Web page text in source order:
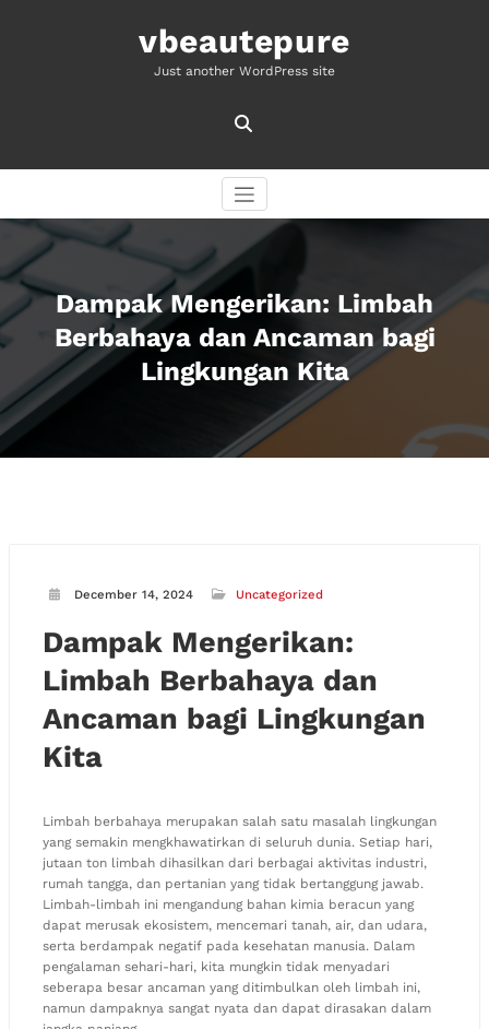
vbeautepure
Just another WordPress site
Dampak Mengerikan: Limbah
Berbahaya dan Ancaman bagi
Lingkungan Kita
December 14, 2024 Uncategorized
Dampak Mengerikan:
Limbah Berbahaya dan
Ancaman bagi Lingkungan
Kita
Limbah berbahaya merupakan salah satu masalah lingkungan
yang semakin mengkhawatirkan di seluruh dunia. Setiap hari,
jutaan ton limbah dihasilkan dari berbagai aktivitas industri,
rumah tangga, dan pertanian yang tidak bertanggung jawab.
Limbah-limbah ini mengandung bahan kimia beracun yang
dapat merusak ekosistem, mencemari tanah, air, dan udara,
serta berdampak negatif pada kesehatan manusia. Dalam
pengalaman sehari-hari, kita mungkin tidak menyadari
seberapa besar ancaman yang ditimbulkan oleh limbah ini,
namun dampaknya sangat nyata dan dapat dirasakan dalam